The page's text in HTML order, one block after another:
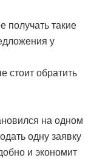
получать такие
у
стоит обратить
на одном
одну заявку
и экономит